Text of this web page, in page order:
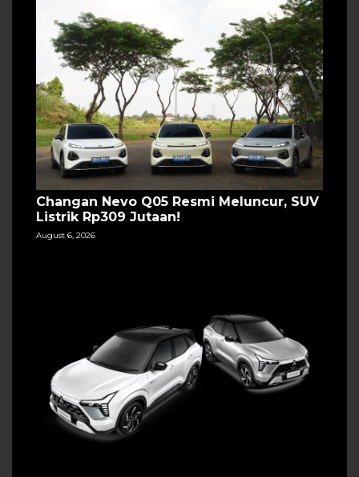
Changan Nevo Q05 Resmi Meluncur, SUV
Listrik Rp309 Jutaan!
August 6, 2026